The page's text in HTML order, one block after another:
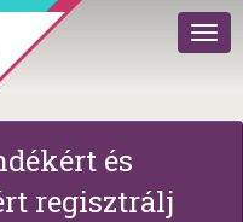
és
regisztrálj